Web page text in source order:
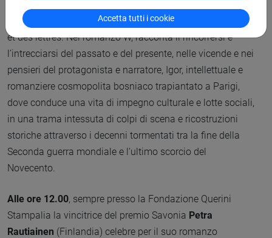
prestigioso riconoscimento francese di Chevalier des arts
et des lettres. Nel romanzo W, racconta il rincorrersi e
l’intrecciarsi del passato e del presente, nelle vicende e nei
pensieri del protagonista e narratore, Igor, intellettuale e
romanziere cosmopolita bosniaco trapiantato a Parigi,
dove conduce una vita di impegno culturale e lotte sociali,
in una trama intessuta di colpi di scena e ricostruzioni
storiche attraverso i decenni tormentati tra la fine della
Seconda guerra mondiale e l’ultimo scorcio del
Novecento.
Alle ore 12.00, sempre presso la Fondazione Querini
Stampalia la vincitrice del premio Savonia Petra
Rautiainen (Finlandia) celebre per il suo romanzo
Accetta tutti i cookie